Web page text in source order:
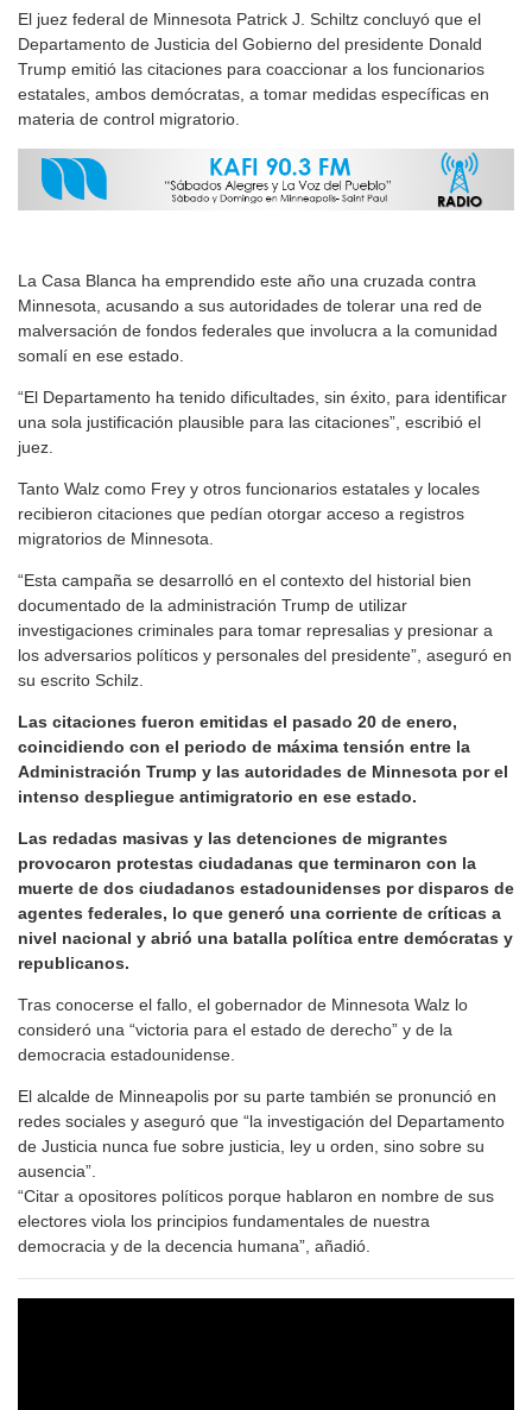
El juez federal de Minnesota Patrick J. Schiltz concluyó que el
Departamento de Justicia del Gobierno del presidente Donald
Trump emitió las citaciones para coaccionar a los funcionarios
estatales, ambos demócratas, a tomar medidas específicas en
materia de control migratorio.
La Casa Blanca ha emprendido este año una cruzada contra
Minnesota, acusando a sus autoridades de tolerar una red de
malversación de fondos federales que involucra a la comunidad
somalí en ese estado.
“El Departamento ha tenido dificultades, sin éxito, para identificar
una sola justificación plausible para las citaciones”, escribió el
juez.
Tanto Walz como Frey y otros funcionarios estatales y locales
recibieron citaciones que pedían otorgar acceso a registros
migratorios de Minnesota.
“Esta campaña se desarrolló en el contexto del historial bien
documentado de la administración Trump de utilizar
investigaciones criminales para tomar represalias y presionar a
los adversarios políticos y personales del presidente”, aseguró en
su escrito Schilz.
Las citaciones fueron emitidas el pasado 20 de enero,
coincidiendo con el periodo de máxima tensión entre la
Administración Trump y las autoridades de Minnesota por el
intenso despliegue antimigratorio en ese estado.
Las redadas masivas y las detenciones de migrantes
provocaron protestas ciudadanas que terminaron con la
muerte de dos ciudadanos estadounidenses por disparos de
agentes federales, lo que generó una corriente de críticas a
nivel nacional y abrió una batalla política entre demócratas y
republicanos.
Tras conocerse el fallo, el gobernador de Minnesota Walz lo
consideró una “victoria para el estado de derecho” y de la
democracia estadounidense.
El alcalde de Minneapolis por su parte también se pronunció en
redes sociales y aseguró que “la investigación del Departamento
de Justicia nunca fue sobre justicia, ley u orden, sino sobre su
ausencia”.
“Citar a opositores políticos porque hablaron en nombre de sus
electores viola los principios fundamentales de nuestra
democracia y de la decencia humana”, añadió.